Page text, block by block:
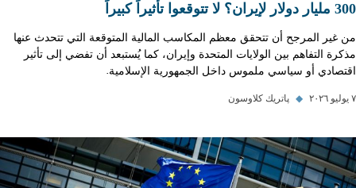
300 مليار دولار لإيران؟ لا تتوقعوا تأثيراً كبيراً
من غير المرجح أن تتحقق معظم المكاسب المالية المتوقعة التي تتحدث عنها
مذكرة التفاهم بين الولايات المتحدة وإيران، كما يُستبعد أن تفضي إلى تأثير
اقتصادي أو سياسي ملموس داخل الجمهورية الإسلامية.
٧ يوليو ٢٠٢٦ ◆ پاتريك كلاوسون